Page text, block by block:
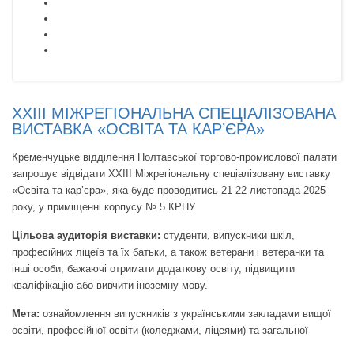
XXIІІ МІЖРЕГІОНАЛЬНА СПЕЦІАЛІЗОВАНА
ВИСТАВКА «ОСВІТА ТА КАР’ЄРА»
Кременчуцьке відділення Полтавської торгово-промислової палати
запрошує відвідати XXIІІ Міжрегіональну спеціалізовану виставку
«Освіта та кар’єра», яка буде проводитись 21-22 листопада 2025
року, у приміщенні корпусу № 5 КРНУ.
Цільова аудиторія виставки: студенти, випускники шкіл,
професійних ліцеїв та їх батьки, а також ветерани і ветеранки та
інші особи, бажаючі отримати додаткову освіту, підвищити
кваліфікацію або вивчити іноземну мову.
Мета: ознайомлення випускників з українськими закладами вищої
освіти, професійної освіти (коледжами, ліцеями) та загальної